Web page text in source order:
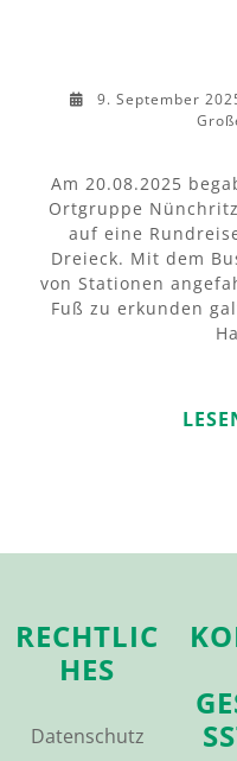
9. September
Am 20.08.2025
Ortgruppe
auf eine
Dreieck. Mit dem
von Stationen
Fuß zu erkunden
RECHTLIC
HES
Datenschutz